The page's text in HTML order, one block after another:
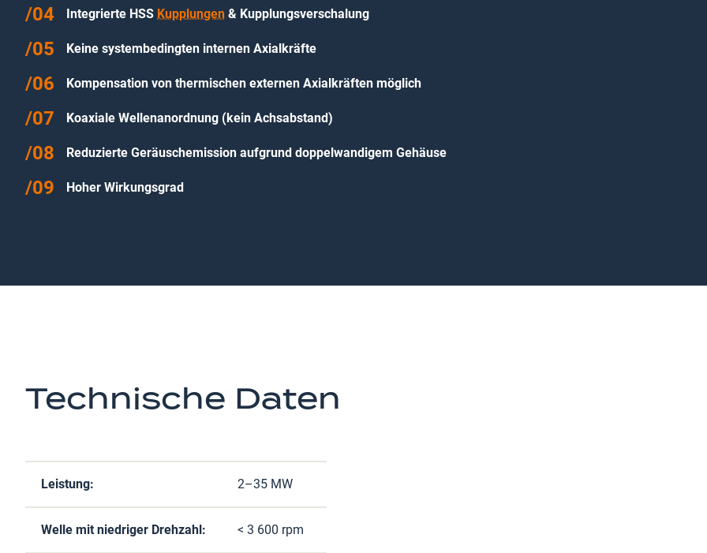
Integrierte HSS Kupplungen & Kupplungsverschalung
Keine systembedingten internen Axialkräfte
Kompensation von thermischen externen Axialkräften möglich
Koaxiale Wellenanordnung (kein Achsabstand)
Reduzierte Geräuschemission aufgrund doppelwandigem Gehäuse
Hoher Wirkungsgrad
Technische Daten
Leistung: 2–35 MW
Welle mit niedriger Drehzahl: < 3 600 rpm